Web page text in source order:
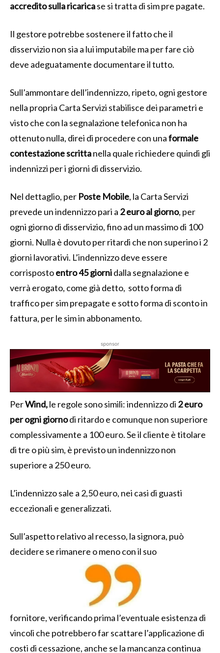
accredito sulla ricaricase si tratta di sim pre pagate.
Il gestore potrebbe sostenere il fatto che il
disservizio non sia a lui imputabile ma per fare ciò
deve adeguatamente documentare il tutto.
Sull’ammontare dell’indennizzo, ripeto, ogni gestore
nella propria Carta Servizi stabilisce dei parametri e
visto che con la segnalazione telefonica non ha
ottenuto nulla, direi di procedere con unaformale
contestazione scrittanella quale richiedere quindi gli
indennizzi per i giorni di disservizio.
Nel dettaglio, per Poste Mobile, la Carta Servizi
prevede un indennizzo pari a 2 euro al giorno, per
ogni giorno di disservizio, fino ad un massimo di 100
giorni. Nulla è dovuto per ritardi che non superino i 2
giorni lavorativi. L’indennizzo deve essere
corrispostoentro 45 giornidalla segnalazione e
verrà erogato, come già detto, sotto forma di
traffico per sim prepagate e sotto forma di sconto in
fattura, per le sim in abbonamento.
sponsor
PerWind,le regole sono simili: indennizzo di 2 euro
per ogni giornodi ritardo e comunque non superiore
complessivamente a 100 euro. Se il cliente è titolare
di tre o più sim, è previsto un indennizzo non
superiore a 250 euro.
L’indennizzo sale a 2,50 euro, nei casi di guasti
eccezionali e generalizzati.
Sull’aspetto relativo al recesso, la signora, può
decidere se rimanere o meno con il suo
fornitore, verificando prima l’eventuale esistenza di
vincoli che potrebbero far scattare l’applicazione di
costi di cessazione, anche se la mancanza continua